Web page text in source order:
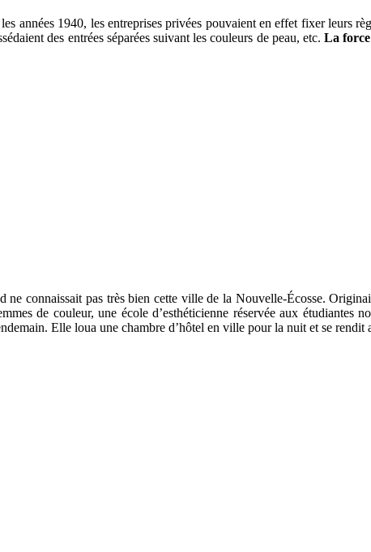
années 1940, les entreprises privées pouvaient en effet fixer leurs
des entrées séparées suivant les couleurs de peau, etc.La force
connaissait pas très bien cette ville de la Nouvelle-Écosse.
de couleur, une école d’esthéticienne réservée aux étudiantes
Elle loua une chambre d’hôtel en ville pour la nuit et se rendit